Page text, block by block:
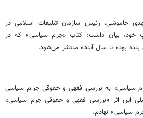
خاموشی، رئیس سازمان تبلیغات اسلامی در
خود، بیان داشت: کتاب «جرم سیاسی» که در
بوده تا سال آینده منتشر می‌شود.
سیاسی» به بررسی فقهی و حقوقی جرام سیاسی
این اثر «بررسی فقهی و حقوقی جرم سیاسی»
سیاسی» نهادم.